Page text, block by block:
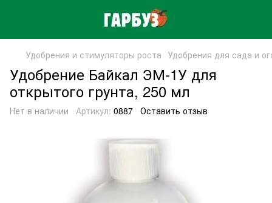
Удобрения и стимуляторы роста Удобрения для сада и
Удобрение Байкал ЭМ-1У для
открытого грунта, 250 мл
Нет в наличии Артикул: 0887 Оставить отзыв